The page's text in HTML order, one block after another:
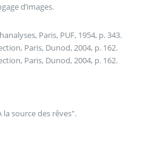
d’images.
Paris, PUF, 1954, p. 343.
Paris, Dunod, 2004, p. 162.
Paris, Dunod, 2004, p. 162.
source des rêves".